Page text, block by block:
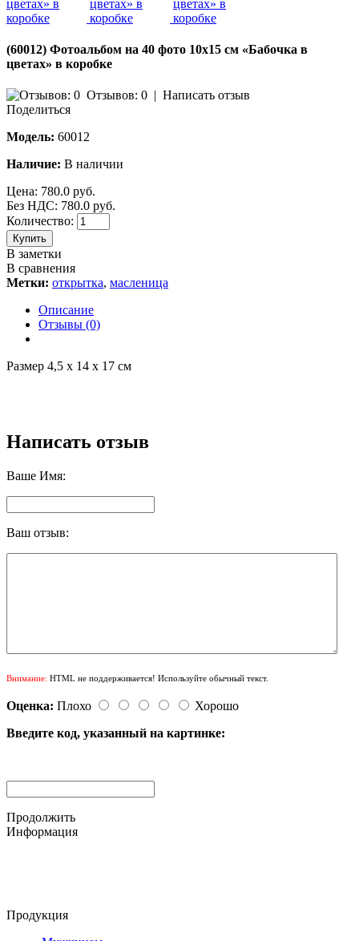
(60012) Фотоальбом на 40 фото 10х15 см «Бабочка в
цветах» в коробке
Отзывов: 0 | Написать отзыв
Поделиться
Модель: 60012
Наличие: В наличии
Цена: 780.0 руб.
Без НДС: 780.0 руб.
Количество:
Купить
В заметки
В сравнения
Метки: открытка, масленица
Описание
Отзывы (0)
Размер 4,5 х 14 х 17 см
Написать отзыв
Ваше Имя:
Ваш отзыв:
Внимание: HTML не поддерживается! Используйте обычный текст.
Оценка: Плохо
Хорошо
Введите код, указанный на картинке:
Продолжить
Информация
Продукция